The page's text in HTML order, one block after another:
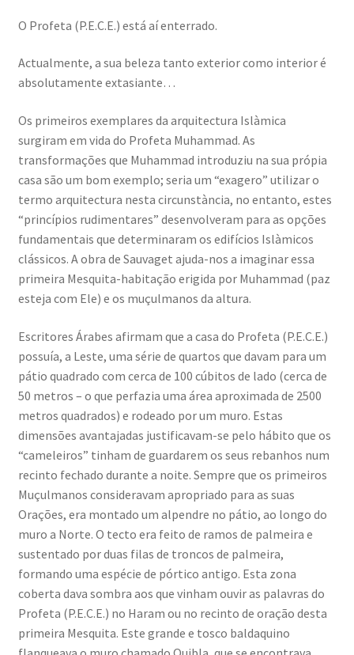
O Profeta (P.E.C.E.) está aí enterrado.
Actualmente, a sua beleza tanto exterior como interior é
absolutamente extasiante…
Os primeiros exemplares da arquitectura Islàmica
surgiram em vida do Profeta Muhammad. As
transformações que Muhammad introduziu na sua própia
casa são um bom exemplo; seria um “exagero” utilizar o
termo arquitectura nesta circunstància, no entanto, estes
“princípios rudimentares” desenvolveram para as opções
fundamentais que determinaram os edifícios Islàmicos
clássicos. A obra de Sauvaget ajuda-nos a imaginar essa
primeira Mesquita-habitação erigida por Muhammad (paz
esteja com Ele) e os muçulmanos da altura.
Escritores Árabes afirmam que a casa do Profeta (P.E.C.E.)
possuía, a Leste, uma série de quartos que davam para um
pátio quadrado com cerca de 100 cúbitos de lado (cerca de
50 metros – o que perfazia uma área aproximada de 2500
metros quadrados) e rodeado por um muro. Estas
dimensões avantajadas justificavam-se pelo hábito que os
“cameleiros” tinham de guardarem os seus rebanhos num
recinto fechado durante a noite. Sempre que os primeiros
Muçulmanos consideravam apropriado para as suas
Orações, era montado um alpendre no pátio, ao longo do
muro a Norte. O tecto era feito de ramos de palmeira e
sustentado por duas filas de troncos de palmeira,
formando uma espécie de pórtico antigo. Esta zona
coberta dava sombra aos que vinham ouvir as palavras do
Profeta (P.E.C.E.) no Haram ou no recinto de oração desta
primeira Mesquita. Este grande e tosco baldaquino